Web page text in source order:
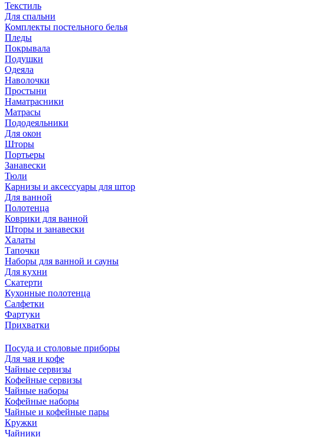
Текстиль
Для спальни
Комплекты постельного белья
Пледы
Покрывала
Подушки
Одеяла
Наволочки
Простыни
Наматрасники
Матрасы
Пододеяльники
Для окон
Шторы
Портьеры
Занавески
Тюли
Карнизы и аксессуары для штор
Для ванной
Полотенца
Коврики для ванной
Шторы и занавески
Халаты
Тапочки
Наборы для ванной и сауны
Для кухни
Скатерти
Кухонные полотенца
Салфетки
Фартуки
Прихватки
Посуда и столовые приборы
Для чая и кофе
Чайные сервизы
Кофейные сервизы
Чайные наборы
Кофейные наборы
Чайные и кофейные пары
Кружки
Чайники